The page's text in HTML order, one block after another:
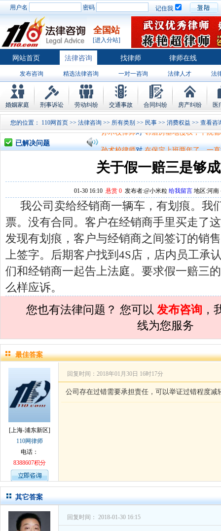
用户名 密码 记住我
全国站
[进入分站]
网站首页 法律咨询 找律师 律师在线
发布咨询 精选法律咨询 一对一咨询 法律人才 法
律师排行
婚姻家庭 刑事诉讼 劳动纠纷 交通事故 合同纠纷 房产纠纷 医
您的位置： 110网首页 >> 法律咨询 >> 所有类别 >> 民事 >> 消费权益 >>
已解决问题
孙术校律师对将满19周岁，偷了一部
孙术校律师 邻居房基地侵权，中院
孙术校律师对在保定上班两年了，一
孙术校律师对 你好，我2016年离的婚
孙术校律师对房产交易问题的回复获
孙术校律师对我是男方，离婚了，孩
孙术校律师 对夫妻共同财产假如妻子
孙术校律师对民事诉讼法院指定的举
孙术校律师对 离婚法律怎么判？有一
孙术校律师 对律师您好。我是2018年
孙术校律师对 邻居房基地侵权，中院
对在保定上班两年了，一
孙术校律师对你好，我2016年离的婚
孙术校律师对房产交易问题的回复获
孙术校律师对我是男方，离婚了，孩
孙术校律师对夫妻共同财产假如妻子
关于假一赔三是够
01-30 16:10 悬赏 0发布者:@小米粒 给我留言地区:河南
我公司卖给经销商一辆车，有划痕。我
票。没有合同。客户在经销商手里买走了
发现有划痕，客户与经销商之间签订的销
上签字。后期客户找到4S店，店内员工承
们和经销商一起告上法庭。要求假一赔三
么样应诉。
您也有法律问题？ 您可以 发布咨询 ，
线为您服务
最佳答案
[上海-浦东新区]
110网律师
电话：
8388607积分
回复时间：2018年01月30日 16时17分
公司存在过错需要承担责任，可以举证过错程度减
其它答案
回复时间： 2018-01-30 16:15